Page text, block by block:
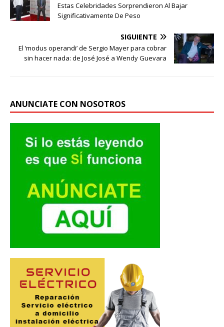
Estas Celebridades Sorprendieron Al Bajar
Significativamente De Peso
SIGUIENTE
El ‘modus operandi’ de Sergio Mayer para cobrar
sin hacer nada: de José José a Wendy Guevara
ANUNCIATE CON NOSOTROS